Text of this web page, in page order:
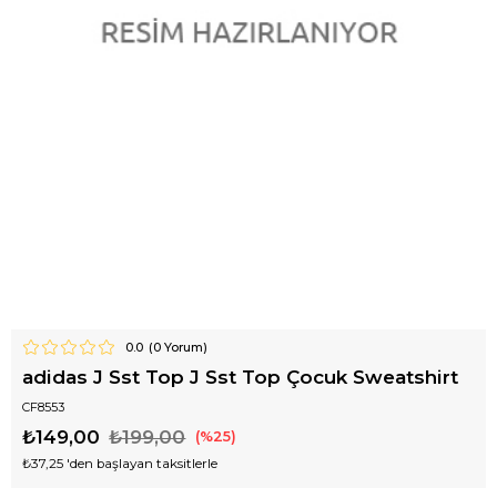
0.0 (0Yorum)
adidas J Sst Top J Sst Top Çocuk Sweatshirt
CF8553
₺199,00
₺149,00 25
₺37,25 'den başlayan taksitlerle